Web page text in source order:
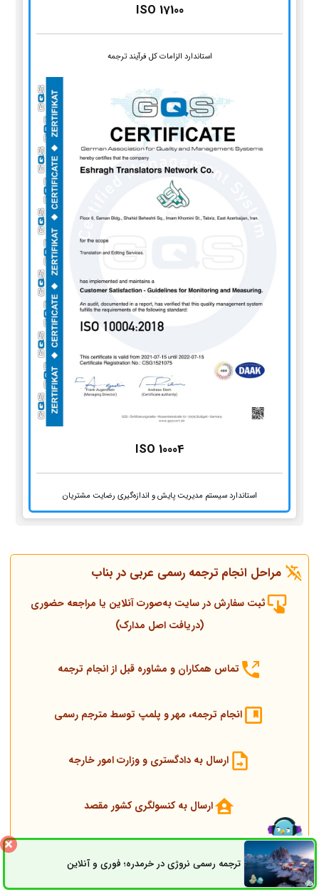
ISO 17100
استاندارد الزامات کل فرآیند ترجمه
ISO 10004
استاندارد سیستم مدیریت پایش و اندازه‌گیری رضایت مشتریان
مراحل انجام ترجمه رسمی عربی در بناب
ثبت سفارش در سایت به‌صورت آنلاین یا مراجعه حضوری
(دریافت اصل مدارک)
تماس همکاران و مشاوره قبل از انجام ترجمه
انجام ترجمه، مهر و پلمپ توسط مترجم رسمی
ارسال به دادگستری و وزارت امور خارجه
ارسال به کنسولگری کشور مقصد
ترجمه رسمی نروژی در خرمدره؛ فوری و آنلاینثبت سفارش راه های ارتباطی